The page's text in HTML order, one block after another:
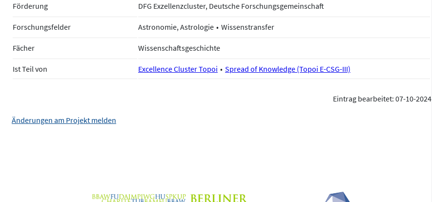
Förderung DFG Exzellenzcluster, Deutsche Forschungsgemeinschaft
Forschungsfelder Astronomie, Astrologie Wissenstransfer
Fächer Wissenschaftsgeschichte
Ist Teil von Excellence Cluster Topoi Spread of Knowledge (Topoi E-CSG-III)
Eintrag bearbeitet: 07-10-2024
Änderungen am Projekt melden